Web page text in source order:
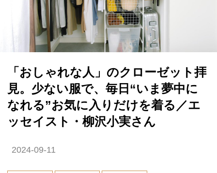
「おしゃれな人」のクローゼット拝
見。少ない服で、毎日“いま夢中に
なれる”お気に入りだけを着る／エ
ッセイスト・柳沢小実さん
2024-09-11